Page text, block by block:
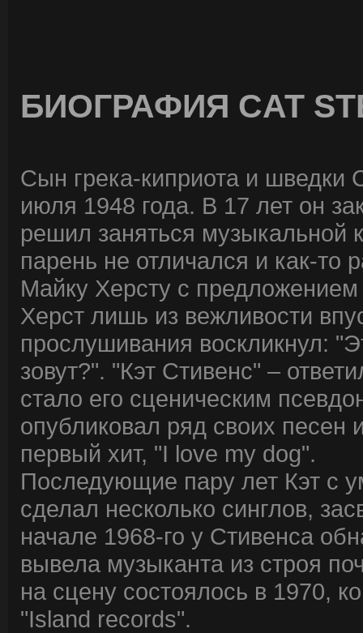
БИОГРАФИЯ CAT
Сын грека-киприота и шведки
июля 1948 года. В 17 лет он
решил заняться музыкальной
парень не отличался и как-то
Майку Херсту с
Херст лишь из вежливости
прослушивания воскликнул:
зовут?". "Кэт Стивенс" –
стало его сценическим
опубликовал ряд своих песен
первый хит, "I love my dog".
Последующие пару лет Кэт с
сделал несколько синглов,
начале 1968-го у Стивенса
вывела музыканта из строя
на сцену состоялось в 1970,
"Island records".